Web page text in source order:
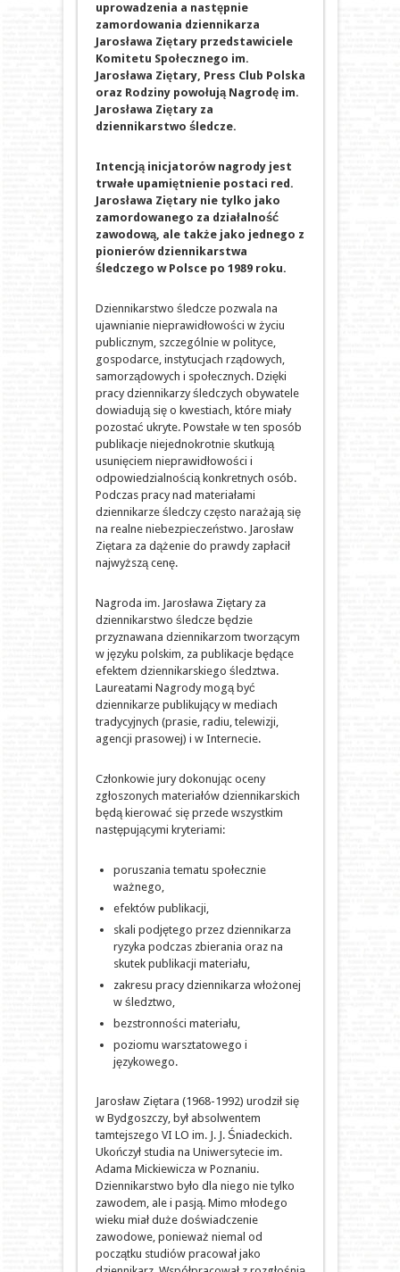
uprowadzenia a następnie
zamordowania dziennikarza
Jarosława Ziętary przedstawiciele
Komitetu Społecznego im.
Jarosława Ziętary, Press Club Polska
oraz Rodziny powołują Nagrodę im.
Jarosława Ziętary za
dziennikarstwo śledcze.
Intencją inicjatorów nagrody jest
trwałe upamiętnienie postaci red.
Jarosława Ziętary nie tylko jako
zamordowanego za działalność
zawodową, ale także jako jednego z
pionierów dziennikarstwa
śledczego w Polsce po 1989 roku.
Dziennikarstwo śledcze pozwala na
ujawnianie nieprawidłowości w życiu
publicznym, szczególnie w polityce,
gospodarce, instytucjach rządowych,
samorządowych i społecznych. Dzięki
pracy dziennikarzy śledczych obywatele
dowiadują się o kwestiach, które miały
pozostać ukryte. Powstałe w ten sposób
publikacje niejednokrotnie skutkują
usunięciem nieprawidłowości i
odpowiedzialnością konkretnych osób.
Podczas pracy nad materiałami
dziennikarze śledczy często narażają się
na realne niebezpieczeństwo. Jarosław
Ziętara za dążenie do prawdy zapłacił
najwyższą cenę.
Nagroda im. Jarosława Ziętary za
dziennikarstwo śledcze będzie
przyznawana dziennikarzom tworzącym
w języku polskim, za publikacje będące
efektem dziennikarskiego śledztwa.
Laureatami Nagrody mogą być
dziennikarze publikujący w mediach
tradycyjnych (prasie, radiu, telewizji,
agencji prasowej) i w Internecie.
Członkowie jury dokonując oceny
zgłoszonych materiałów dziennikarskich
będą kierować się przede wszystkim
następującymi kryteriami:
poruszania tematu społecznie
ważnego,
efektów publikacji,
skali podjętego przez dziennikarza
ryzyka podczas zbierania oraz na
skutek publikacji materiału,
zakresu pracy dziennikarza włożonej
w śledztwo,
bezstronności materiału,
poziomu warsztatowego i
językowego.
Jarosław Ziętara (1968-1992) urodził się
w Bydgoszczy, był absolwentem
tamtejszego VI LO im. J. J. Śniadeckich.
Ukończył studia na Uniwersytecie im.
Adama Mickiewicza w Poznaniu.
Dziennikarstwo było dla niego nie tylko
zawodem, ale i pasją. Mimo młodego
wieku miał duże doświadczenie
zawodowe, ponieważ niemal od
początku studiów pracował jako